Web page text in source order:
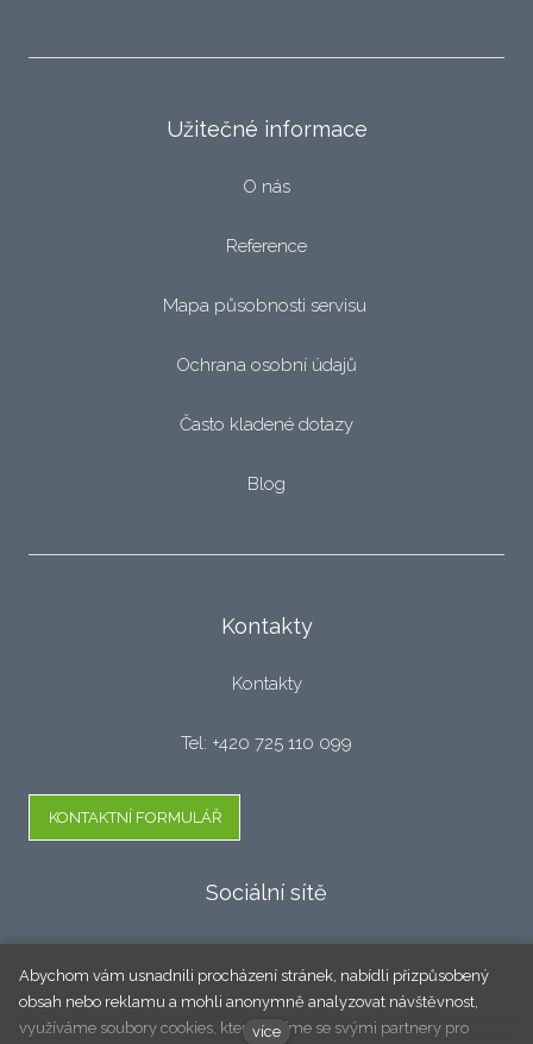
Užitečné informace
O nás
Reference
Mapa působnosti servisu
Ochrana osobní údajů
Často kladené dotazy
Blog
Kontakty
Kontakty
Tel: +420 725 110 099
KONTAKTNÍ FORMULÁŘ
Sociální sítě
Facebook
Abychom vám usnadnili procházení stránek, nabídli přizpůsobený
obsah nebo reklamu a mohli anonymně analyzovat návštěvnost,
využíváme soubory cookies, které sdílíme se svými partnery pro
více